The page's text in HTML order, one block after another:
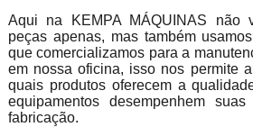
Aqui na KEMPA MÁQUINAS não
peças apenas, mas também
que comercializamos para a
em nossa oficina, isso nos permite
quais produtos oferecem a
equipamentos desempenhem
fabricação.